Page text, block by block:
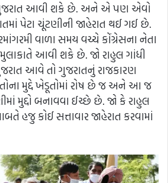
આવી શકે છે. અને એ પણ એવો
પેટા ચૂંટણીની જાહેરાત થઈ ગઈ છે.
વાળા સમય વચ્ચે કોંગ્રેસના નેતા
આવી શકે છે. જો રાહુલ ગાંધી
આવે તો ગુજરાતનું રાજકારણ
મુદ્દે ખેડૂતોમાં રોષ છે જ અને આ જ
મુદ્દો બનાવવા ઈચ્છે છે. જો કે રાહુલ
હજુ કોઈ સત્તાવાર જાહેરાત કરવામાં